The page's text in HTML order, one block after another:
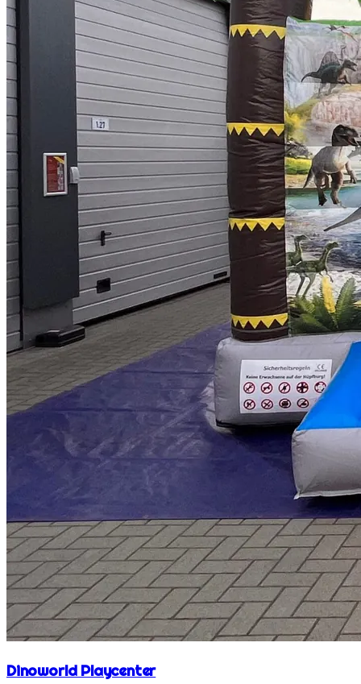
Dinoworld Playcenter